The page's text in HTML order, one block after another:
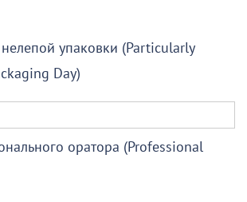
упаковки (Particularly
Day)
оратора (Professional